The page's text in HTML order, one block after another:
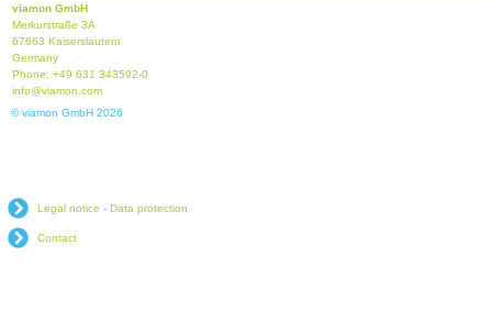
viamon GmbH
Merkurstraße 3A
67663 Kaiserslautern
Germany
Phone: +49 631 343592-0
info@viamon.com
© viamon GmbH 2026
Legal notice - Data protection
Contact